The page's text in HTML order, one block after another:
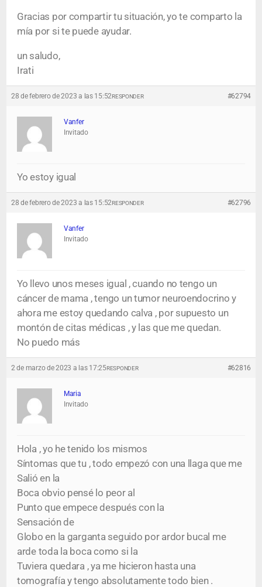
Gracias por compartir tu situación, yo te comparto la
mía por si te puede ayudar.
un saludo,
Irati
28 de febrero de 2023 a las 15:52 #62794
RESPONDER
Vanfer
Invitado
Yo estoy igual
28 de febrero de 2023 a las 15:52 #62796
RESPONDER
Vanfer
Invitado
Yo llevo unos meses igual , cuando no tengo un
cáncer de mama , tengo un tumor neuroendocrino y
ahora me estoy quedando calva , por supuesto un
montón de citas médicas , y las que me quedan.
No puedo más
2 de marzo de 2023 a las 17:25 #62816
RESPONDER
Maria
Invitado
Hola , yo he tenido los mismos
Síntomas que tu , todo empezó con una llaga que me
Salió en la
Boca obvio pensé lo peor al
Punto que empece después con la
Sensación de
Globo en la garganta seguido por ardor bucal me
arde toda la boca como si la
Tuviera quedara , ya me hicieron hasta una
tomografía y tengo absolutamente todo bien .